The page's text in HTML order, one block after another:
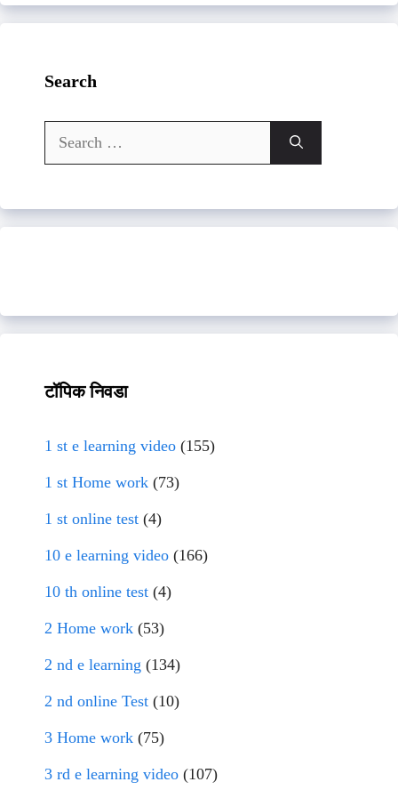
Search
Search
for:
टॉपिक निवडा
1 st e learning video (155)
1 st Home work (73)
1 st online test (4)
10 e learning video (166)
10 th online test (4)
2 Home work (53)
2 nd e learning (134)
2 nd online Test (10)
3 Home work (75)
3 rd e learning video (107)